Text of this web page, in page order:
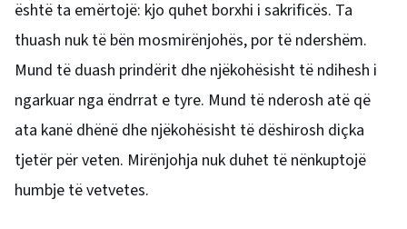
është ta emërtojë: kjo quhet borxhi i sakrificës. Ta
thuash nuk të bën mosmirënjohës, por të ndershëm.
Mund të duash prindërit dhe njëkohësisht të ndihesh i
ngarkuar nga ëndrrat e tyre. Mund të nderosh atë që
ata kanë dhënë dhe njëkohësisht të dëshirosh diçka
tjetër për veten. Mirënjohja nuk duhet të nënkuptojë
humbje të vetvetes.